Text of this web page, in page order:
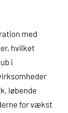
med
hvilket
i
løbende
for vækst